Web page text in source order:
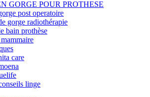
GORGE POUR PROTHESE
post operatoire
gorge radiothérapie
bain prothèse
care
linge